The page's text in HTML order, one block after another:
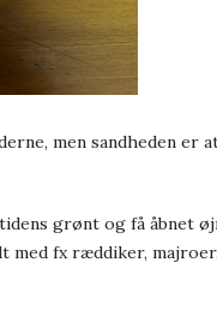
men sandheden er
grønt og få åbnet
med fx ræddiker,